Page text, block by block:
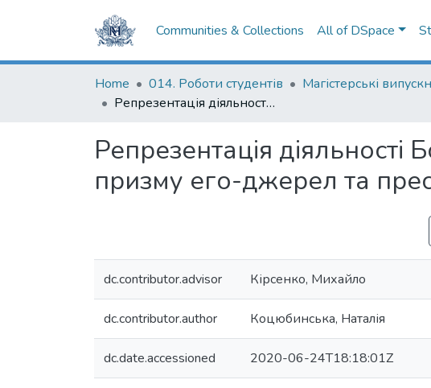
Communities & Collections All of DSpace
Home 014. Роботи студентів
Репрезентація діяльності Богдана Кентржинського в еміграції через призму его-джерел та преси
Репрезентація діяльності
призму его-джерел та
dc.contributor.advisor Кірсенко, Михайло
dc.contributor.author Коцюбинська, Наталія
dc.date.accessioned 2020-06-24T18:18:01Z